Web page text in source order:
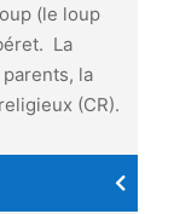
(le loup
La
la
(CR).